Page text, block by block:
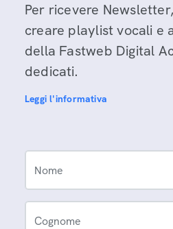
Per ricevere
creare playlist vocali e
della Fastweb Digital
dedicati.
Leggi l'informativa
Nome
Cognome